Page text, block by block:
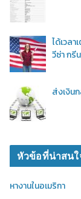
ได้เวล
วีซ่า กรี
ส่งเงิน
หัวข้อที่น่าสนใ
หางานในอเมริกา